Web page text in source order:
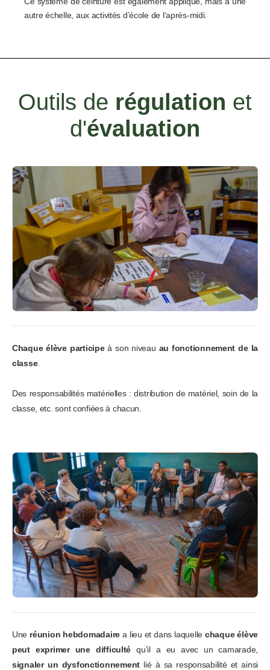
autre échelle, aux activités d’école de l’après-midi.
Outils de régulation et
d'évaluation
Chaque élève participeà son niveau au fonctionnement de la
classe.
Des responsabilités matérielles : distribution de matériel, soin de la
classe, etc. sont confiées à chacun.
Une réunion hebdomadairea lieu et dans laquellechaque élève
peut exprimer une difficulté qu’il a eu avec un camarade,
signaler un dysfonctionnementlié à sa responsabilité et ainsi